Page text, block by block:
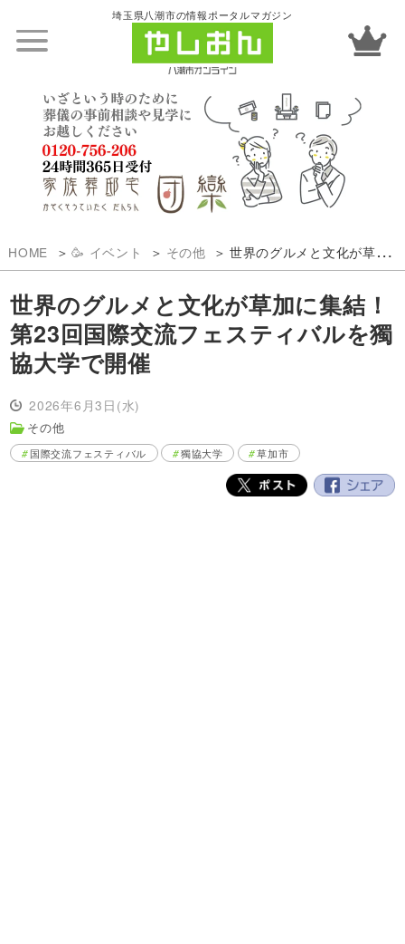
埼玉県八潮市の情報ポータルマガジン
HOME 🥳 イベント その他 世界のグルメと文化が草加に集結！第23回国際交流フェスティバルを獨協大学で開催
世界のグルメと文化が草加に集結！
第23回国際交流フェスティバルを獨
協大学で開催
2026年6月3日(水)
その他
国際交流フェスティバル 獨協大学 草加市